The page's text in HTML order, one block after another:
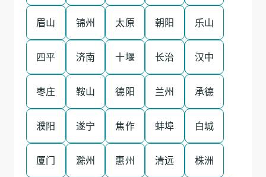
眉山 锦州 太原 朝阳 乐山
四平 济南 十堰 长治 汉中
枣庄 鞍山 德阳 兰州 承德
濮阳 遂宁 焦作 蚌埠 白城
厦门 滁州 惠州 清远 株洲